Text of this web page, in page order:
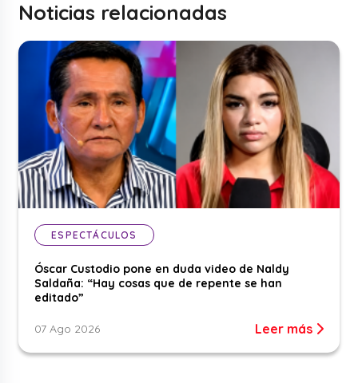
Noticias relacionadas
ESPECTÁCULOS
Óscar Custodio pone en duda video de Naldy
Saldaña: “Hay cosas que de repente se han
editado”
07 Ago 2026 Leer más